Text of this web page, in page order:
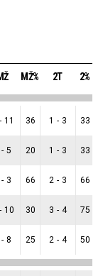
MŽ% 2T 2%
- 11 36 1 - 3 33
- 5 20 1 - 3 33
- 3 66 2 - 3 66
- 10 30 3 - 4 75
- 8 25 2 - 4 50